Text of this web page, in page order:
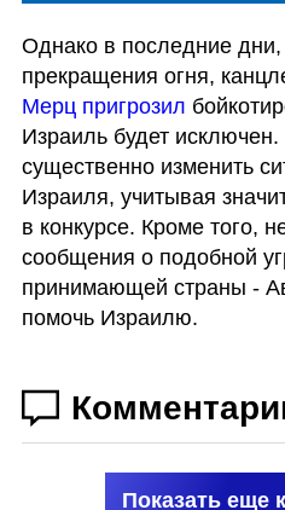
Однако в последние дни,
прекращения огня,
Мерц пригрозил
Израиль будет
существенно изменить
Израиля, учитывая
в конкурсе. Кроме того,
сообщения о подобной
принимающей страны -
помочь Израилю.
Показать еще